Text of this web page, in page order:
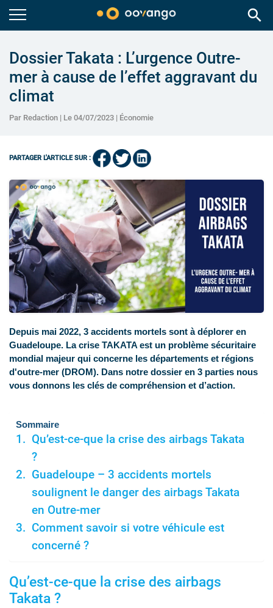
search
Dossier Takata : L’urgence Outre-
mer à cause de l’effet aggravant du
climat
Par Redaction | Le 04/07/2023 | Économie
PARTAGER L'ARTICLE SUR :
Depuis mai 2022, 3 accidents mortels sont à déplorer en
Guadeloupe. La crise TAKATA est un problème sécuritaire
mondial majeur qui concerne les départements et régions
d'outre-mer (DROM). Dans notre dossier en 3 parties nous
vous donnons les clés de compréhension et d’action.
Sommaire
Qu’est-ce-que la crise des airbags Takata
?
Guadeloupe – 3 accidents mortels
soulignent le danger des airbags Takata
en Outre-mer
Comment savoir si votre véhicule est
concerné ?
Qu’est-ce-que la crise des airbags
Takata ?